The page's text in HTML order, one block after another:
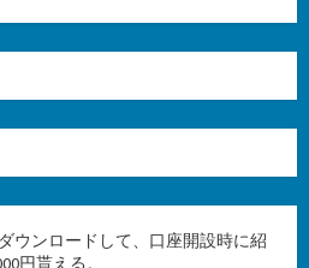
ウンロードして、口座開設時に紹
円貰える。